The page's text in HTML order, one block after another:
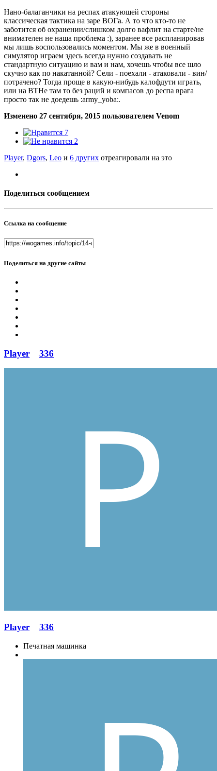
Нано-балаганчики на респах атакующей стороны
классическая тактика на заре ВОГа. А то что кто-то не
заботится об охранении/слишком долго вафлит на старте/не
внимателен не наша проблема :), заранее все распланировав
мы лишь воспользовались моментом. Мы же в военный
симулятор играем здесь всегда нужно создавать не
стандартную ситуацию и вам и нам, хочешь чтобы все шло
скучно как по накатанной? Сели - поехали - атаковали - вин/
потрачено? Тогда проще в какую-нибудь калофдути играть,
или на ВТНе там то без раций и компасов до респа врага
просто так не доедешь :army_yoba:.
Изменено 27 сентября, 2015 пользователем Venom
7
2
Player, Dgors, Leo и 6 других отреагировали на это
Поделиться сообщением
Ссылка на сообщение
Поделиться на другие сайты
Player 336
Player 336
Печатная машинка